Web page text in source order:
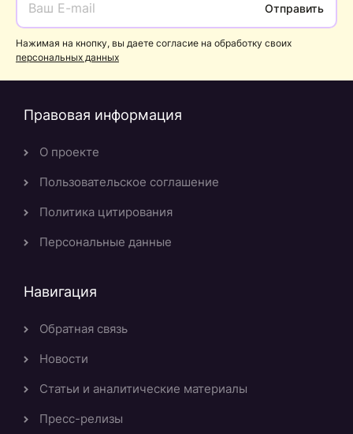
Отправить
Нажимая на кнопку, вы даете согласие на обработку своих
персональных данных
Правовая информация
О проекте
Пользовательское соглашение
Политика цитирования
Персональные данные
Навигация
Обратная связь
Новости
Статьи и аналитические материалы
Пресс-релизы